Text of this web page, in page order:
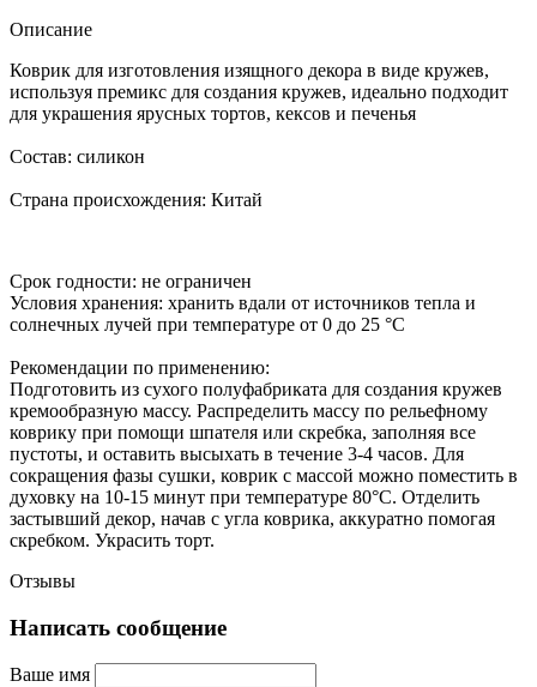
Описание
Коврик для изготовления изящного декора в виде кружев,
используя премикс для создания кружев, идеально подходит
для украшения ярусных тортов, кексов и печенья
Состав: силикон
Страна происхождения: Китай
Срок годности: не ограничен
Условия хранения: хранить вдали от источников тепла и
солнечных лучей при температуре от 0 до 25 °C
Рекомендации по применению:
Подготовить из сухого полуфабриката для создания кружев
кремообразную массу. Распределить массу по рельефному
коврику при помощи шпателя или скребка, заполняя все
пустоты, и оставить высыхать в течение 3-4 часов. Для
сокращения фазы сушки, коврик с массой можно поместить в
духовку на 10-15 минут при температуре 80°C. Отделить
застывший декор, начав с угла коврика, аккуратно помогая
скребком. Украсить торт.
Отзывы
Написать сообщение
Ваше имя